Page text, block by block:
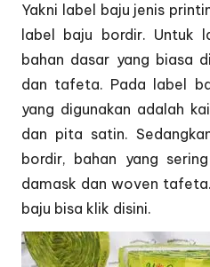
Yakni label baju jenis
label baju bordir. Untuk
bahan dasar yang biasa
dan tafeta. Pada label
yang digunakan adalah
dan pita satin.
bordir, bahan yang
damask dan woven
baju bisa klik disini.